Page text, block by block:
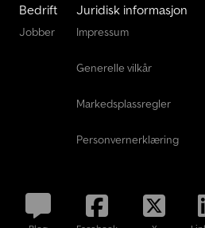
Bedrift
Jobber
Juridisk informasjon
Impressum
Generelle vilkår
Markedsplassregler
Personvernerklæring